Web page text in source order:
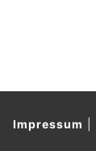
Impressum